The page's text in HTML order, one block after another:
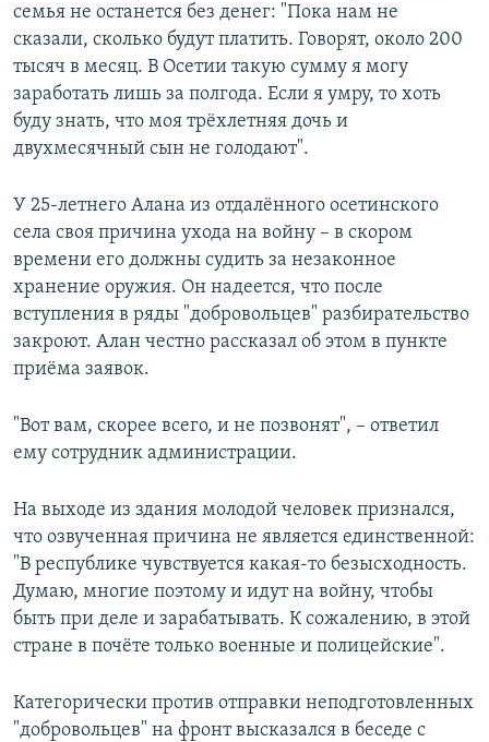
семья не останется без денег: "Пока нам не
сказали, сколько будут платить. Говорят, около 200
тысяч в месяц. В Осетии такую сумму я могу
заработать лишь за полгода. Если я умру, то хоть
буду знать, что моя трёхлетняя дочь и
двухмесячный сын не голодают".
У 25-летнего Алана из отдалённого осетинского
села своя причина ухода на войну – в скором
времени его должны судить за незаконное
хранение оружия. Он надеется, что после
вступления в ряды "добровольцев" разбирательство
закроют. Алан честно рассказал об этом в пункте
приёма заявок.
"Вот вам, скорее всего, и не позвонят", – ответил
ему сотрудник администрации.
На выходе из здания молодой человек признался,
что озвученная причина не является единственной:
"В республике чувствуется какая-то безысходность.
Думаю, многие поэтому и идут на войну, чтобы
быть при деле и зарабатывать. К сожалению, в этой
стране в почёте только военные и полицейские".
Категорически против отправки неподготовленных
"добровольцев" на фронт высказался в беседе с